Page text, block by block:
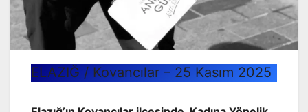
ELAZIĞ / Kovancılar – 25 Kasım 2025